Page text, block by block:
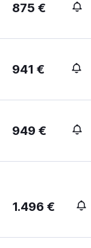
875 €
941 €
949 €
1.496 €